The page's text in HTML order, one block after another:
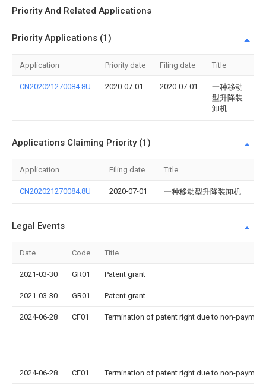
Priority And Related Applications
Priority Applications (1)
Application Priority date Filing date Title
CN202021270084.8U 2020-07-01 2020-07-01
一种移动
型升降装
卸机
Applications Claiming Priority (1)
Application Filing date Title
CN202021270084.8U 2020-07-01 一种移动型升降装卸机
Legal Events
Date Code Title
2021-03-30 GR01 Patent grant
2021-03-30 GR01 Patent grant
2024-06-28 CF01 Termination of patent right due to non-
2024-06-28 CF01 Termination of patent right due to non-